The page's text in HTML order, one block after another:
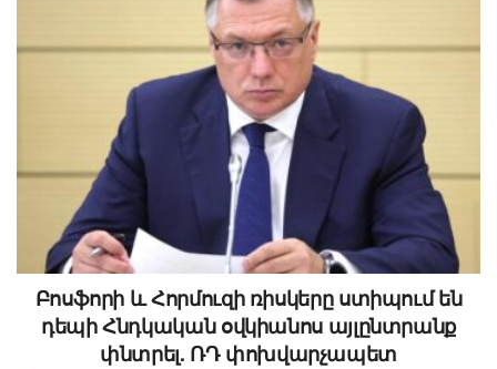
Բոսֆորի և Հորմուզի ռիսկերը ստիպում են
դեպի Հնդկական օվկիանոս այլընտրանք
փնտրել. ՌԴ փոխվարչապետ